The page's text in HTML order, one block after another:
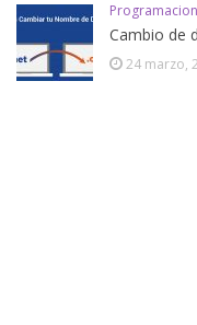
Programacion
Cambio de
24 marzo,